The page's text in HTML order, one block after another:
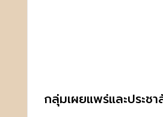
กลุ่มเผยแพร่และประช